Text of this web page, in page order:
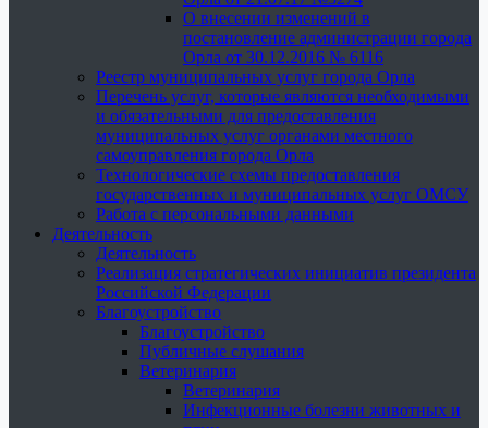
О внесении изменений в
постановление администрации города
Орла от 30.12.2016 № 6116
Реестр муниципальных услуг города Орла
Перечень услуг, которые являются необходимыми
и обязательными для предоставления
муниципальных услуг органами местного
самоуправления города Орла
Технологические схемы предоставления
государственных и муниципальных услуг ОМСУ
Работа с персональными данными
Деятельность
Деятельность
Реализация стратегических инициатив президента
Российской Федерации
Благоустройство
Благоустройство
Публичные слушания
Ветеринария
Ветеринария
Инфекционные болезни животных и